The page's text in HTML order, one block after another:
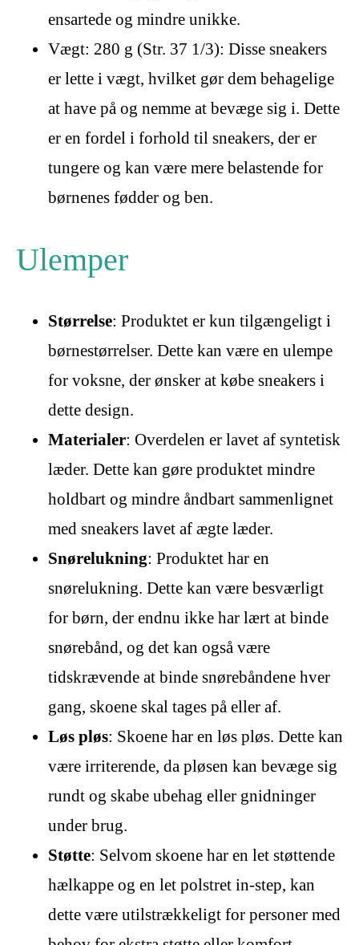
ensartede og mindre unikke.
Vægt: 280 g (Str. 37 1/3): Disse sneakers
er lette i vægt, hvilket gør dem behagelige
at have på og nemme at bevæge sig i. Dette
er en fordel i forhold til sneakers, der er
tungere og kan være mere belastende for
børnenes fødder og ben.
Ulemper
Størrelse: Produktet er kun tilgængeligt i
børnestørrelser. Dette kan være en ulempe
for voksne, der ønsker at købe sneakers i
dette design.
Materialer: Overdelen er lavet af syntetisk
læder. Dette kan gøre produktet mindre
holdbart og mindre åndbart sammenlignet
med sneakers lavet af ægte læder.
Snørelukning: Produktet har en
snørelukning. Dette kan være besværligt
for børn, der endnu ikke har lært at binde
snørebånd, og det kan også være
tidskrævende at binde snørebåndene hver
gang, skoene skal tages på eller af.
Løs pløs: Skoene har en løs pløs. Dette kan
være irriterende, da pløsen kan bevæge sig
rundt og skabe ubehag eller gnidninger
under brug.
Støtte: Selvom skoene har en let støttende
hælkappe og en let polstret in-step, kan
dette være utilstrækkeligt for personer med